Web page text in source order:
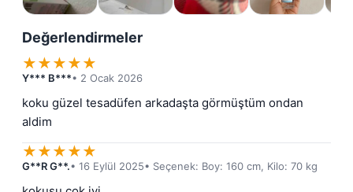
Değerlendirmeler
★★★★★
Y*** B***• 2 Ocak 2026
koku güzel tesadüfen arkadaşta görmüştüm ondan
aldim
★★★★★
G**R G**.• 16 Eylül 2025• Seçenek: Boy: 160 cm, Kilo: 70 kg